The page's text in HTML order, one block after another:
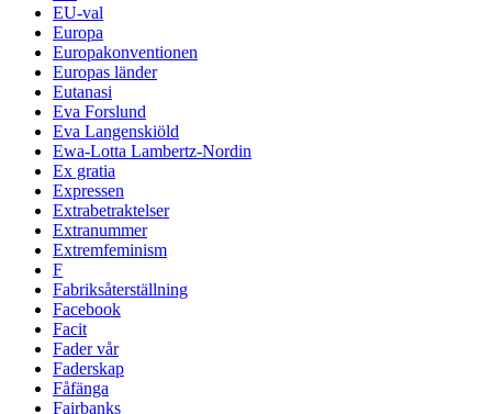
EU-val
Europa
Europakonventionen
Europas länder
Eutanasi
Eva Forslund
Eva Langenskiöld
Ewa-Lotta Lambertz-Nordin
Ex gratia
Expressen
Extrabetraktelser
Extranummer
Extremfeminism
F
Fabriksåterställning
Facebook
Facit
Fader vår
Faderskap
Fåfänga
Fairbanks